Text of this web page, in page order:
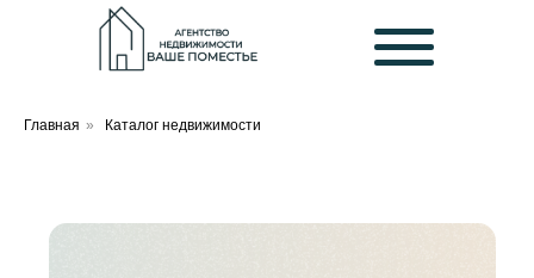
Главная » Каталог недвижимости